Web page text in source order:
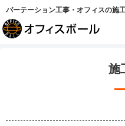
パーテーション工事・オフィスの施
施